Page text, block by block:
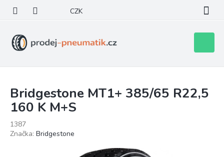
obsah
CZK
košík
Bridgestone MT1+ 385/65 R22,5
160 K M+S
1387
Značka: Bridgestone